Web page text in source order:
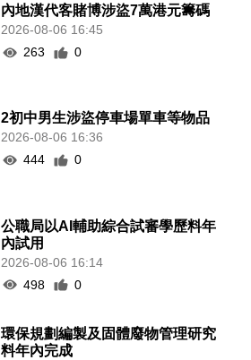
內地漢代客賭博涉盜7萬港元籌碼
2026-08-06 16:45
263
0
2初中男生涉盜停車場單車等物品
2026-08-06 16:36
444
0
公職局以AI輔助綜合試審學歷料年
內試用
2026-08-06 16:14
498
0
環保規劃編製及固體廢物管理研究
料年內完成